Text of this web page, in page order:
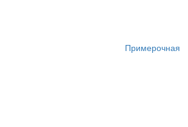
Примерочная